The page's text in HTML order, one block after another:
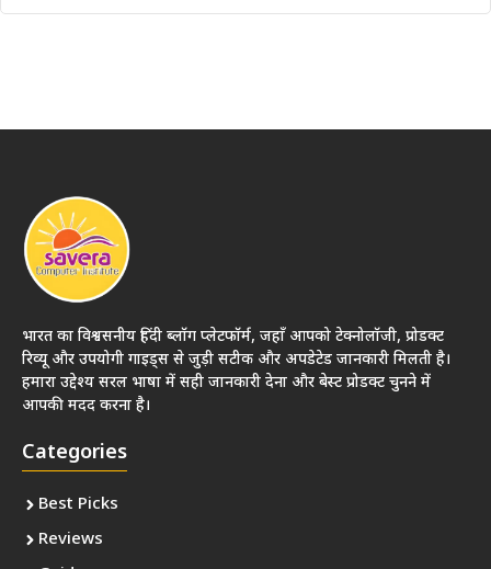
भारत का विश्वसनीय हिंदी ब्लॉग प्लेटफॉर्म, जहाँ आपको टेक्नोलॉजी, प्रोडक्ट
रिव्यू और उपयोगी गाइड्स से जुड़ी सटीक और अपडेटेड जानकारी मिलती है।
हमारा उद्देश्य सरल भाषा में सही जानकारी देना और बेस्ट प्रोडक्ट चुनने में
आपकी मदद करना है।
Categories
Best Picks
Reviews